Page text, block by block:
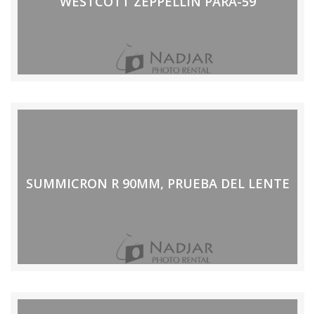
SUMMICRON R 90MM, PRUEBA DEL LENTE